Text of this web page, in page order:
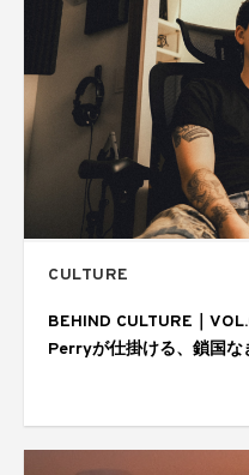
CULTURE
BEHIND CULTURE｜
Perryが仕掛ける、鎖国